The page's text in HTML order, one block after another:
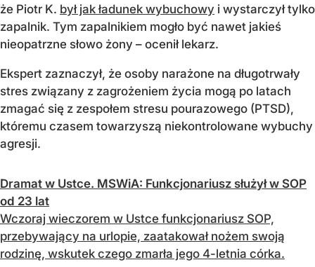
że Piotr K. był jak ładunek wybuchowy i wystarczył tylko
zapalnik. Tym zapalnikiem mogło być nawet jakieś
nieopatrzne słowo żony – ocenił lekarz.
Ekspert zaznaczył, że osoby narażone na długotrwały
stres związany z zagrożeniem życia mogą po latach
zmagać się z zespołem stresu pourazowego (PTSD),
któremu czasem towarzyszą niekontrolowane wybuchy
agresji.
Dramat w Ustce. MSWiA: Funkcjonariusz służył w SOP
od 23 lat
Wczoraj wieczorem w Ustce funkcjonariusz SOP,
przebywający na urlopie, zaatakował nożem swoją
rodzinę, wskutek czego zmarła jego 4-letnia córka.